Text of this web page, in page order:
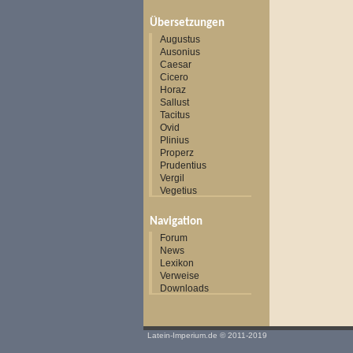
Übersetzungen
Augustus
Ausonius
Caesar
Cicero
Horaz
Sallust
Tacitus
Ovid
Plinius
Properz
Prudentius
Vergil
Vegetius
Navigation
Forum
News
Lexikon
Verweise
Downloads
Latein-Imperium.de © 2011-2019